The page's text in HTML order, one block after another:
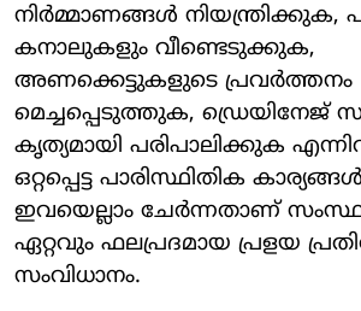
നിർമ്മാണങ്ങൾ നിയന്ത്രിക്കുക,
കനാലുകളും വീണ്ടെടുക്കുക,
അണക്കെട്ടുകളുടെ പ്രവർത്തനം
മെച്ചപ്പെടുത്തുക, ഡ്രെയിനേജ്
കൃത്യമായി പരിപാലിക്കുക
ഒറ്റപ്പെട്ട പാരിസ്ഥിതിക
ഇവയെല്ലാം ചേർന്നതാണ്
ഏറ്റവും ഫലപ്രദമായ പ്രളയ
സംവിധാനം.